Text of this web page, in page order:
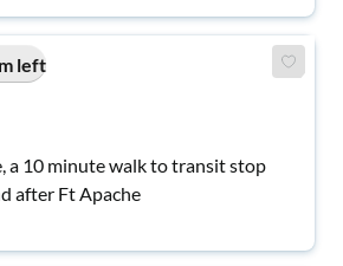
left
a 10 minute walk to transit stop
after Ft Apache